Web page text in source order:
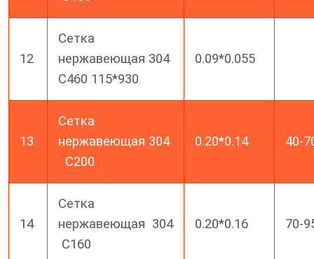
12
Сетка
нержавеющая 304
C460 115*930
0.09*0.055
13
Сетка
нержавеющая 304
С200
0.20*0.14 40-
14
Сетка
нержавеющая 304
С160
0.20*0.16 70-